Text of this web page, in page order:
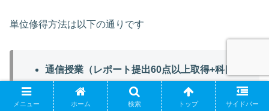
単位修得方法は以下の通りです
通信授業（レポート提出60点以上取得+科目
修得試験60点以上取得）
スクーリング（出席確認・課題・最終試験）
メニュー ホーム 検索 トップ サイドバー